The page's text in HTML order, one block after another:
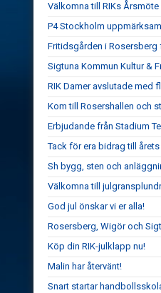
Välkomna till RIKs Årsmöte
P4 Stockholm
Fritidsgården i
Sigtuna Kommun Kultur &
RIK Damer avslutade med
Kom till Rosershallen och
Erbjudande från Stadium
Tack för era bidrag till
Sh bygg, sten och
Välkomna till
God jul önskar vi er alla!
Rosersberg, Wigör och
Köp din RIK-julklapp nu!
Malin har återvänt!
Snart startar